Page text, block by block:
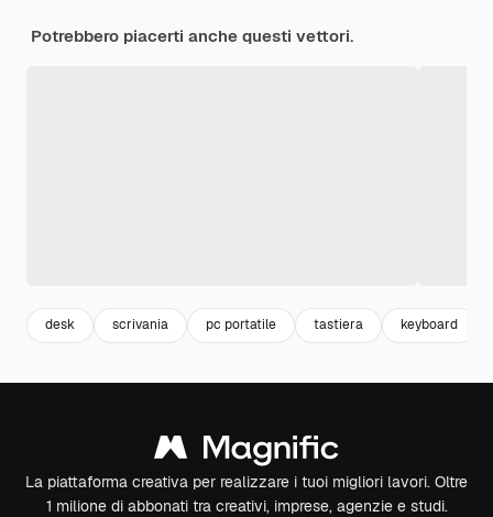
Potrebbero piacerti anche questi vettori.
desk scrivania pc portatile tastiera keyboard
La piattaforma creativa per realizzare i tuoi migliori lavori. Oltre
1 milione di abbonati tra creativi, imprese, agenzie e studi.